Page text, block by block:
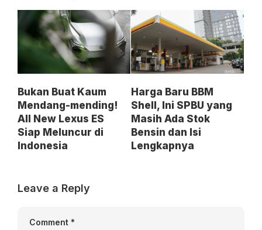
Bukan Buat Kaum
Mendang-mending!
All New Lexus ES
Siap Meluncur di
Indonesia
Harga Baru BBM
Shell, Ini SPBU yang
Masih Ada Stok
Bensin dan Isi
Lengkapnya
Leave a Reply
Comment *